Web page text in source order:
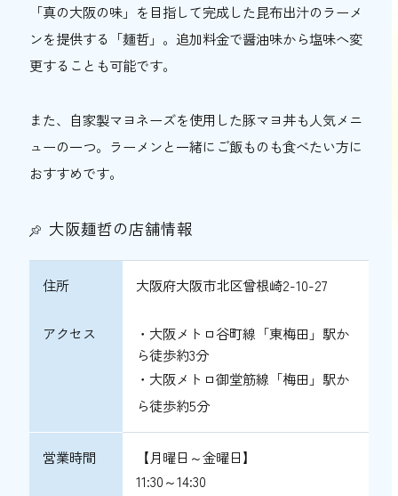
「真の大阪の味」を目指して完成した昆布出汁のラーメ
ンを提供する「麺哲」。追加料金で醤油味から塩味へ変
更することも可能です。
また、自家製マヨネーズを使用した豚マヨ丼も人気メニ
ューの一つ。ラーメンと一緒にご飯ものも食べたい方に
おすすめです。
大阪麺哲の店舗情報
住所 大阪府大阪市北区曾根崎2-10-27
アクセス
・大阪メトロ谷町線「東梅田」駅か
ら徒歩約3分
・大阪メトロ御堂筋線「梅田」駅か
ら徒歩約5分
営業時間
【月曜日～金曜日】
11:30～14:30